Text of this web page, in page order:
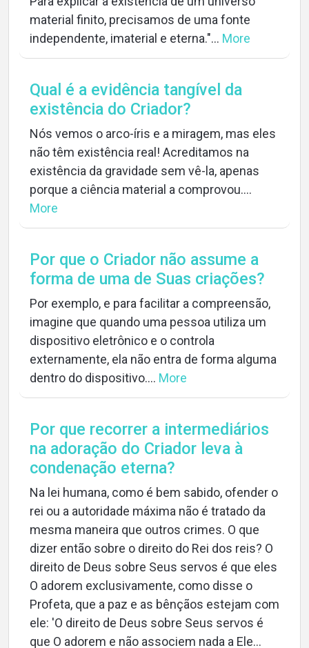
material finito, precisamos de uma fonte
independente, imaterial e eterna."... More
Qual é a evidência tangível da
existência do Criador?
Nós vemos o arco-íris e a miragem, mas eles
não têm existência real! Acreditamos na
existência da gravidade sem vê-la, apenas
porque a ciência material a comprovou....
More
Por que o Criador não assume a
forma de uma de Suas criações?
Por exemplo, e para facilitar a compreensão,
imagine que quando uma pessoa utiliza um
dispositivo eletrônico e o controla
externamente, ela não entra de forma alguma
dentro do dispositivo.... More
Por que recorrer a intermediários
na adoração do Criador leva à
condenação eterna?
Na lei humana, como é bem sabido, ofender o
rei ou a autoridade máxima não é tratado da
mesma maneira que outros crimes. O que
dizer então sobre o direito do Rei dos reis? O
direito de Deus sobre Seus servos é que eles
O adorem exclusivamente, como disse o
Profeta, que a paz e as bênçãos estejam com
ele: 'O direito de Deus sobre Seus servos é
que O adorem e não associem nada a Ele...